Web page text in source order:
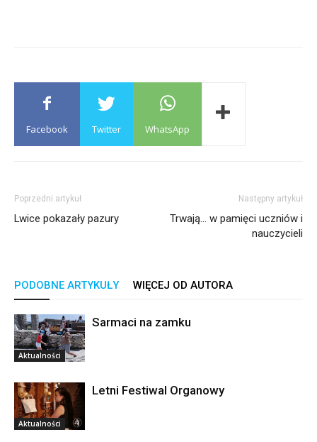
Facebook Twitter WhatsApp
Poprzedni artykuł
Lwice pokazały pazury
Następny artykuł
Trwają… w pamięci uczniów i
nauczycieli
PODOBNE ARTYKUŁY WIĘCEJ OD AUTORA
Aktualności
Sarmaci na zamku
Aktualności
Letni Festiwal Organowy